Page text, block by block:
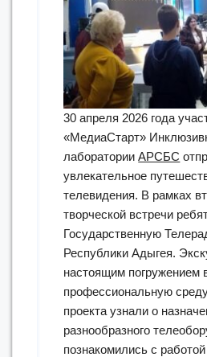
30 апреля 2026 года
«МедиаСтарт»
лабораторииАРСБС
увлекательное
телевидения. В рамках
творческой встречи
Государственную
Республики Адыгея.
настоящим погружением
профессиональную
проекта узнали о
разнообразного
познакомились с